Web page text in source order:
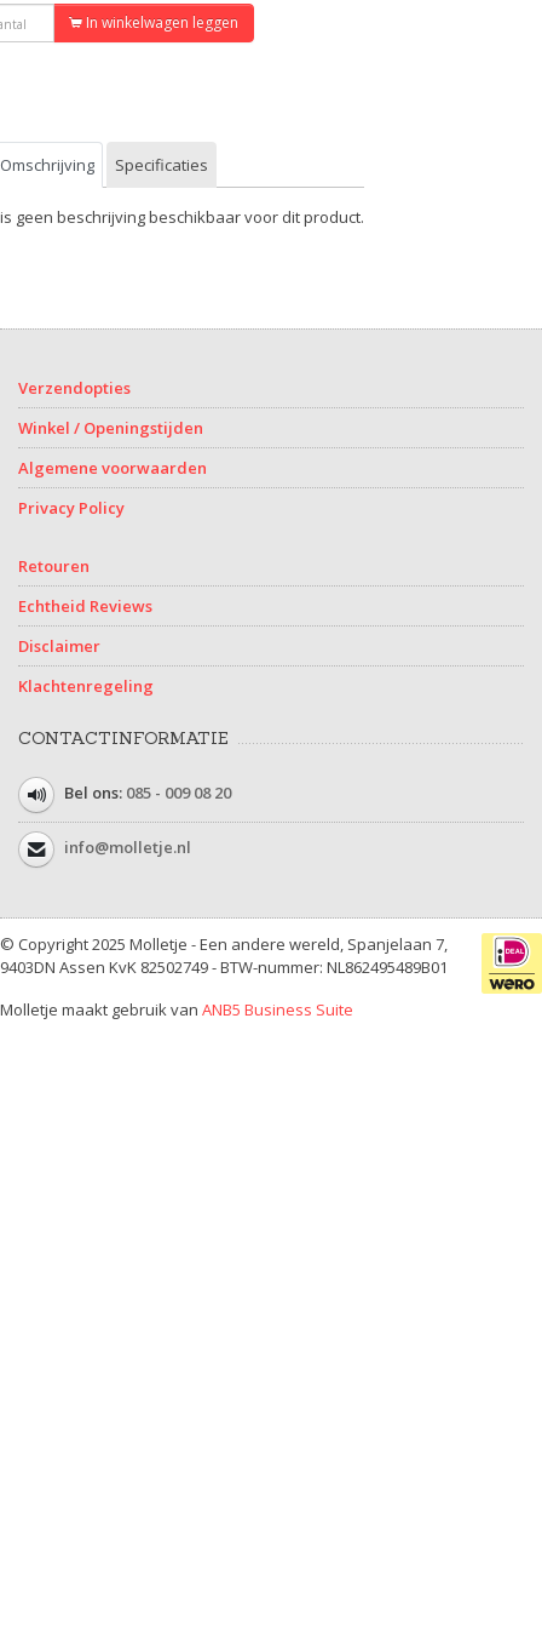
In winkelwagen leggen
Omschrijving Specificaties
geen beschrijving beschikbaar voor dit product.
Verzendopties
Winkel / Openingstijden
Algemene voorwaarden
Privacy Policy
Retouren
Echtheid Reviews
Disclaimer
Klachtenregeling
CONTACTINFORMATIE
Bel ons: 085 - 009 08 20
info@molletje.nl
© Copyright 2025 Molletje - Een andere wereld, Spanjelaan 7,
9403DN Assen KvK 82502749 - BTW-nummer: NL862495489B01
Molletje maakt gebruik van ANB5 Business Suite